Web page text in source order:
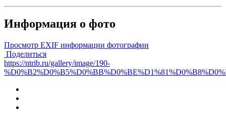
Информация о фото
Просмотр EXIF информации фотографии
Поделиться
https://ntrib.ru/gallery/image/190-